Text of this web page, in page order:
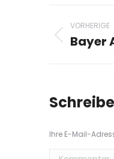
Project
VORHERIGE
Previous
Bayer
Ihre E-Mail-